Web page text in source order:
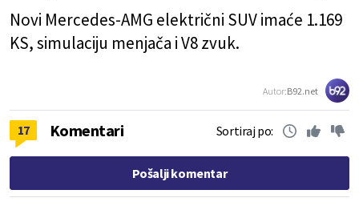
Novi Mercedes-AMG električni SUV imaće 1.169
KS, simulaciju menjača i V8 zvuk.
Autor:B92.net
17 Komentari Sortiraj po:
Pošalji komentar